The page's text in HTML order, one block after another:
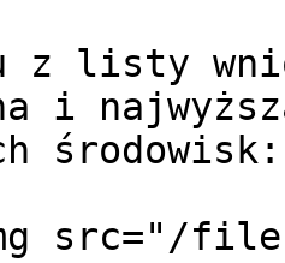
z listy
i
środowisk:
src="/files/